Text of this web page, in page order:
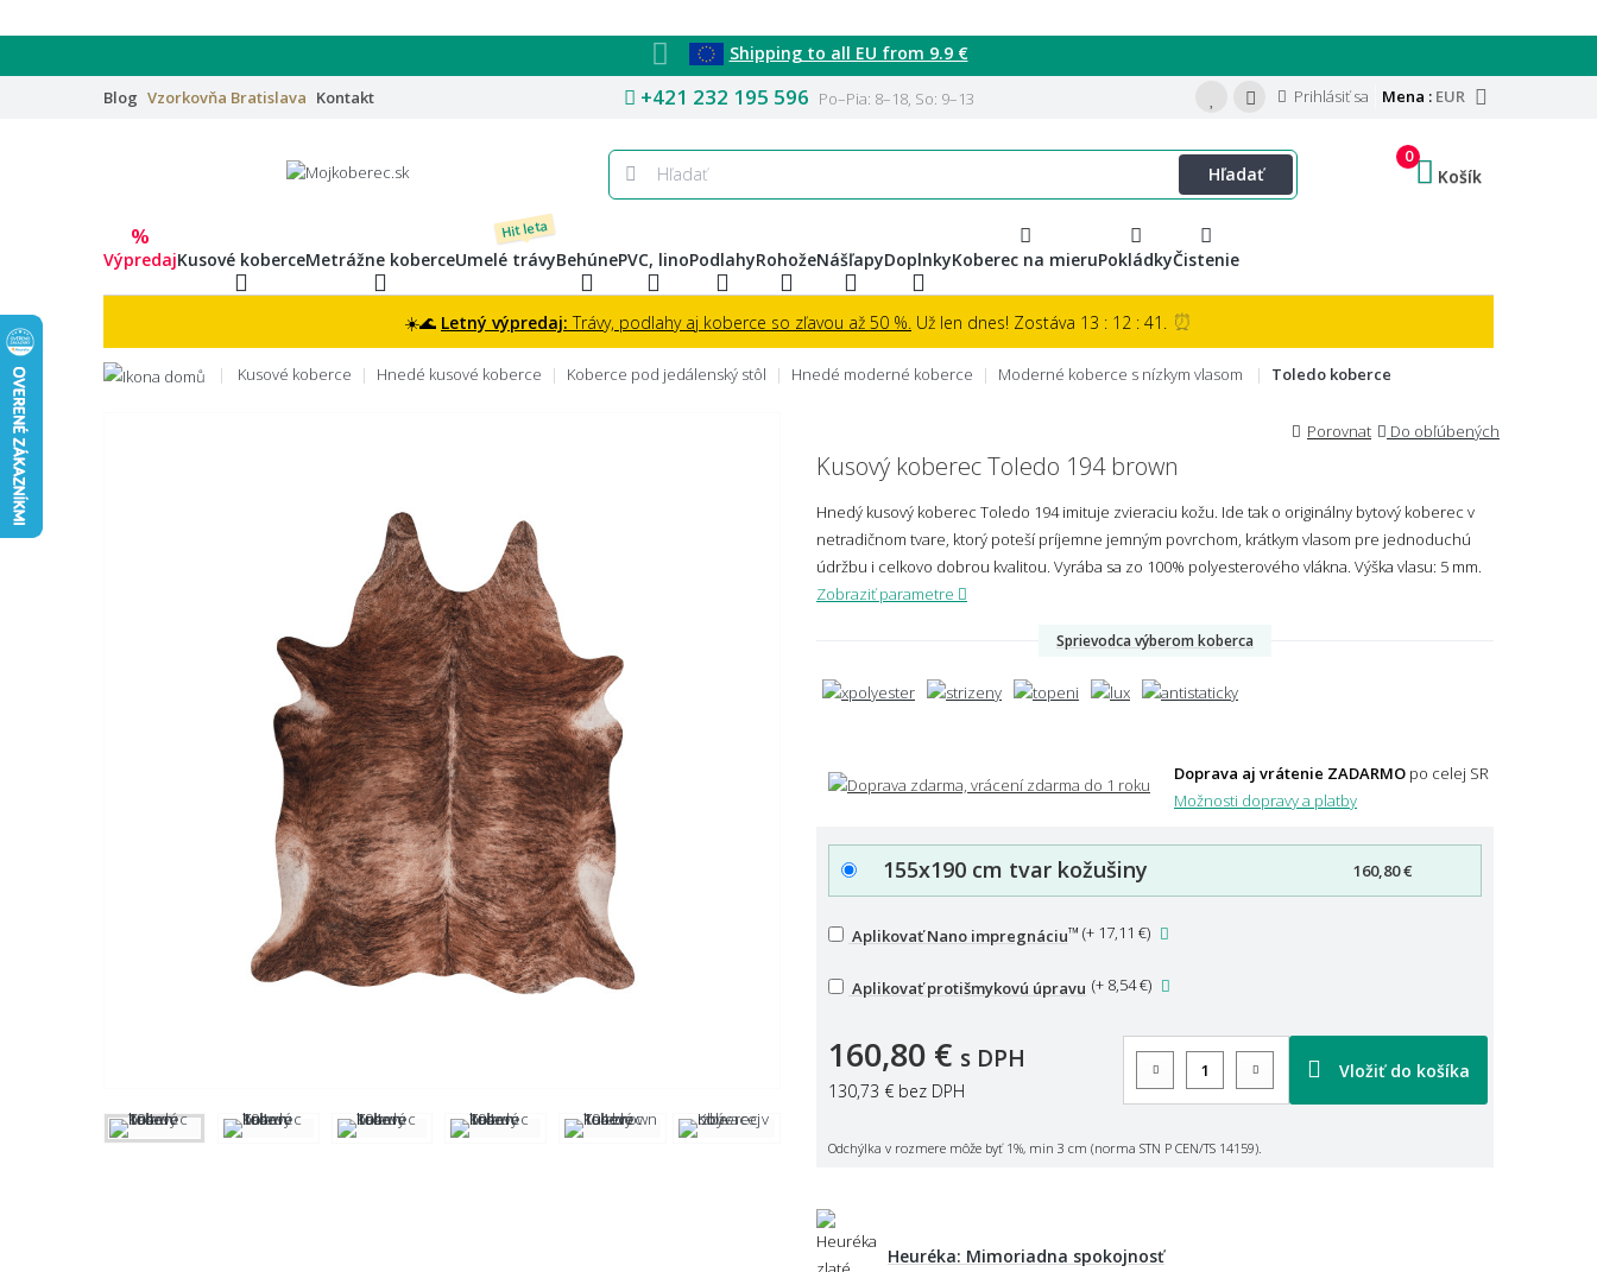
Shipping to all EU from 9.9 €
Blog Vzorkovňa Bratislava Kontakt +421 232 195 596 Po–Pia: 8–18, So: 9–13 Mena : EUR
Prihlásiť sa
Hľadať
0
Košík
%
VýpredajKusové koberceMetrážne koberce
Hit leta
Umelé trávyBehúnePVC, linoPodlahyRohožeNášľapyDoplnkyKoberec na mieruPokládkyČistenie
☀️🌊 Letný výpredaj: Trávy, podlahy aj koberce so zľavou až 50 %. Už len dnes! Zostáva 13 : 12 : 40. ⏰
Kusové koberce Hnedé kusové koberce Koberce pod jedálenský stôl Hnedé moderné koberce Moderné koberce s nízkym vlasom Toledo koberce
Porovnat Do obľúbených
Kusový koberec Toledo 194 brown
Hnedý kusový koberec Toledo 194 imituje zvieraciu kožu. Ide tak o originálny bytový koberec v
netradičnom tvare, ktorý poteší príjemne jemným povrchom, krátkym vlasom pre jednoduchú
údržbu i celkovo dobrou kvalitou. Vyrába sa zo 100% polyesterového vlákna. Výška vlasu: 5 mm.
Zobraziť parametre
Sprievodca výberom koberca
Doprava aj vrátenie ZADARMO po celej SR
Možnosti dopravy a platby
155x190 cm tvar kožušiny 160,80 €
Aplikovať Nano impregnáciu™ (+ 17,11 €)
Aplikovať protišmykovú úpravu (+ 8,54 €)
160,80 € s DPH
130,73 € bez DPH
Vložiť do košíka
Odchýlka v rozmere môže byť 1%, min 3 cm (norma STN P CEN/TS 14159).
Heuréka: Mimoriadna spokojnosť